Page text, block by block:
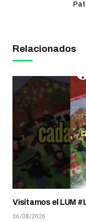
Relacionados
Visitamos el LUM
06/08/2026